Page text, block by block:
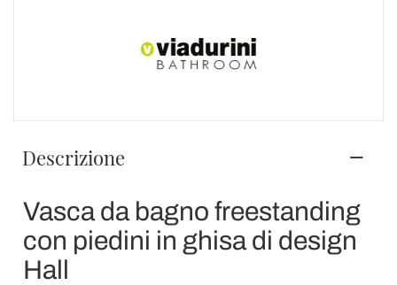
Descrizione
Vasca da bagno freestanding
con piedini in ghisa di design
Hall